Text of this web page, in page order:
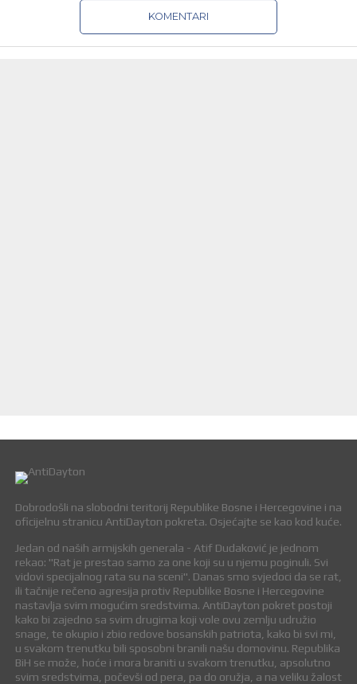
KOMENTARI
Dobrodošli na slobodni teritorij Republike Bosne i Hercegovine i na
oficijelnu stranicu AntiDayton pokreta. Osjećajte se kao kod kuće.
Jedan od naših armijskih generala - Atif Dudaković je jednom
rekao: "Rat je prestao samo za one koji su u njemu poginuli. Svi
vidovi specijalnog rata su na sceni". Danas smo svjedoci da se rat,
ili tačnije rečeno agresija protiv Republike Bosne i Hercegovine
nastavlja svim mogućim sredstvima. AntiDayton pokret postoji
kako bi zajedno sa svim drugima koji vole ovu zemlju udružio
snage, te okupio i zbio redove bosanskih patriota, kako bi svi mi,
u svakom trenutku bili sposobni branili našu domovinu. Republika
BiH se može, hoće i mora braniti u svakom trenutku, apsolutno
svim sredstvima, počevši od pera, pa do oružja, a na veliku žalost